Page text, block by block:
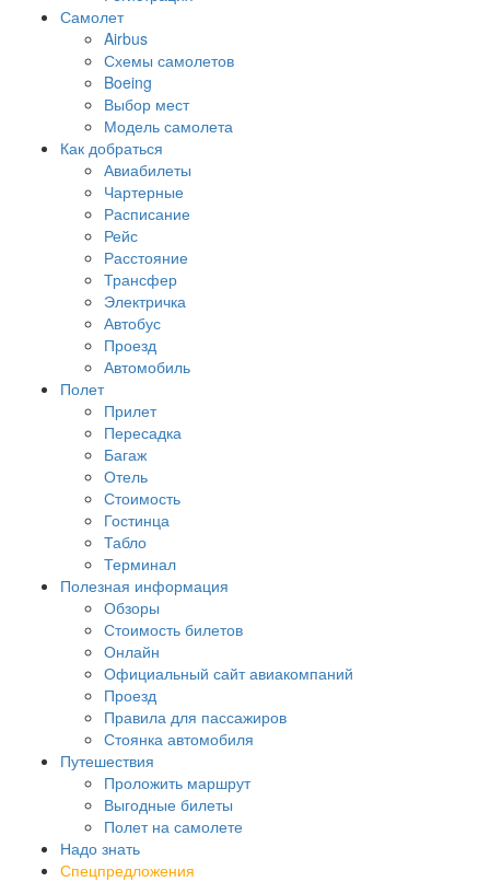
Самолет
Airbus
Схемы самолетов
Boeing
Выбор мест
Модель самолета
Как добраться
Авиабилеты
Чартерные
Расписание
Рейс
Расстояние
Трансфер
Электричка
Автобус
Проезд
Автомобиль
Полет
Прилет
Пересадка
Багаж
Отель
Стоимость
Гостинца
Табло
Терминал
Полезная информация
Обзоры
Стоимость билетов
Онлайн
Официальный сайт авиакомпаний
Проезд
Правила для пассажиров
Стоянка автомобиля
Путешествия
Проложить маршрут
Выгодные билеты
Полет на самолете
Надо знать
Спецпредложения